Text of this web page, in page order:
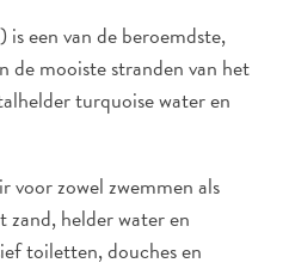
een van de beroemdste,
de mooiste stranden van het
turquoise water en
voor zowel zwemmen als
zand, helder water en
toiletten, douches en